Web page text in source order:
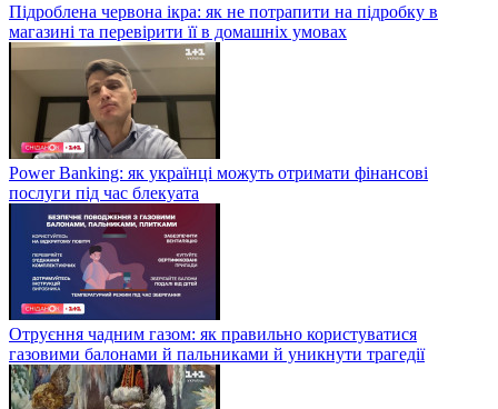
Підроблена червона ікра: як не потрапити на підробку в
магазині та перевірити її в домашніх умовах
Power Banking: як українці можуть отримати фінансові
послуги під час блекуата
Отруєння чадним газом: як правильно користуватися
газовими балонами й пальниками й уникнути трагедії